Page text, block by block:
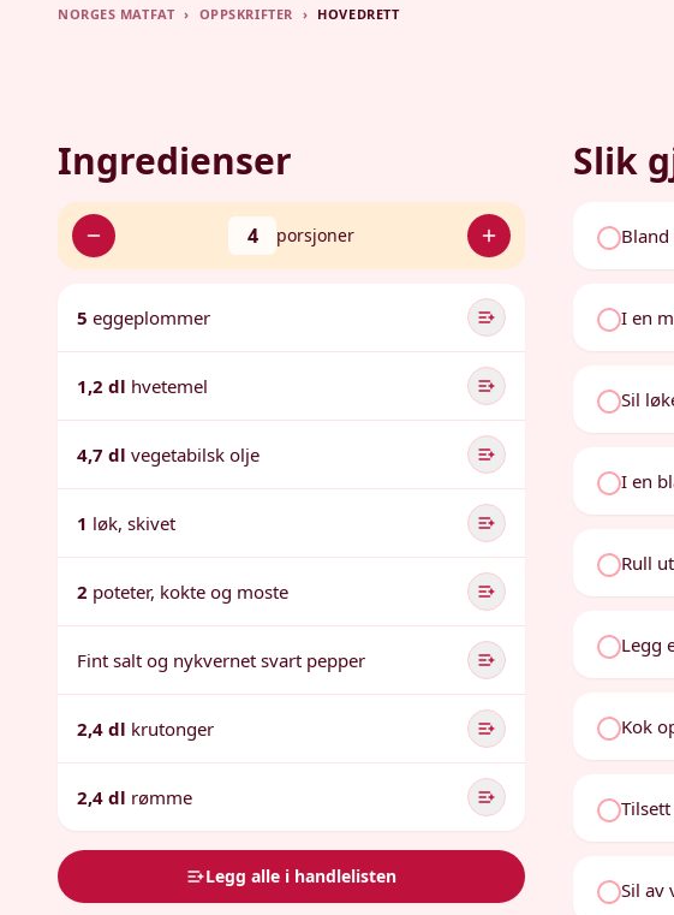
NORGES MATFAT › OPPSKRIFTER › HOVEDRETT
Ingredienser
4 porsjoner
5 eggeplommer
1,2 dl hvetemel
4,7 dl vegetabilsk olje
1 løk, skivet
2 poteter, kokte og moste
Fint salt og nykvernet svart pepper
2,4 dl krutonger
2,4 dl rømme
Legg alle i handlelisten
Slik
I en
Sil
I en
Rull
Legg
Kok
Sil av